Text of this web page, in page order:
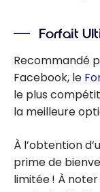
Forfait
Recommandé
Facebook, le
le plus
la meilleure
À l’obtention
prime de
limitée ! À noter